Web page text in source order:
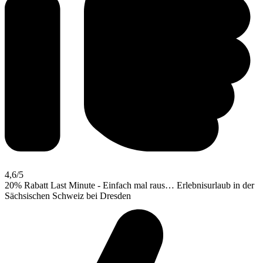
4,6/5
20% Rabatt Last Minute - Einfach mal raus… Erlebnisurlaub in der
Sächsischen Schweiz bei Dresden